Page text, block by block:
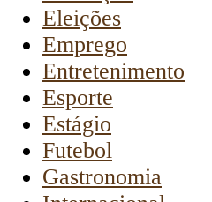
Eleições
Emprego
Entretenimento
Esporte
Estágio
Futebol
Gastronomia